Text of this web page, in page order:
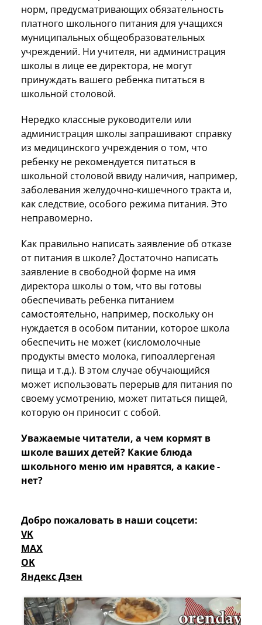
норм, предусматривающих обязательность
платного школьного питания для учащихся
муниципальных общеобразовательных
учреждений. Ни учителя, ни администрация
школы в лице ее директора, не могут
принуждать вашего ребенка питаться в
школьной столовой.
Нередко классные руководители или
администрация школы запрашивают справку
из медицинского учреждения о том, что
ребенку не рекомендуется питаться в
школьной столовой ввиду наличия, например,
заболевания желудочно-кишечного тракта и,
как следствие, особого режима питания. Это
неправомерно.
Как правильно написать заявление об отказе
от питания в школе? Достаточно написать
заявление в свободной форме на имя
директора школы о том, что вы готовы
обеспечивать ребенка питанием
самостоятельно, например, поскольку он
нуждается в особом питании, которое школа
обеспечить не может (кисломолочные
продукты вместо молока, гипоаллергеная
пища и т.д.). В этом случае обучающийся
может использовать перерыв для питания по
своему усмотрению, может питаться пищей,
которую он приносит с собой.
Уважаемые читатели, а чем кормят в
школе ваших детей? Какие блюда
школьного меню им нравятся, а какие -
нет?
Добро пожаловать в наши соцсети:
VK
MAX
OK
Яндекс Дзен